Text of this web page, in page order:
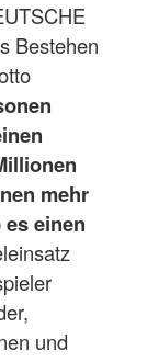
Bestehen
mehr
einen
und